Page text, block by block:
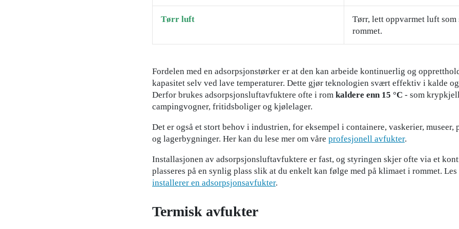
Tørr luft
Tørr, lett oppvarmet luft som
rommet.
Fordelen med en adsorpsjonstørker er at den kan arbeide kontinuerlig og
kapasitet selv ved lave temperaturer. Dette gjør teknologien svært effektiv i kalde
Derfor brukes adsorpsjonsluftavfuktere ofte i rom kaldere enn 15 °C - som
campingvogner, fritidsboliger og kjølelager.
Det er også et stort behov i industrien, for eksempel i containere, vaskerier, museer,
og lagerbygninger. Her kan du lese mer om våre profesjonell avfukter.
Installasjonen av adsorpsjonsluftavfuktere er fast, og styringen skjer ofte via et
plasseres på en synlig plass slik at du enkelt kan følge med på klimaet i rommet.
installerer en adsorpsjonsavfukter.
Termisk avfukter